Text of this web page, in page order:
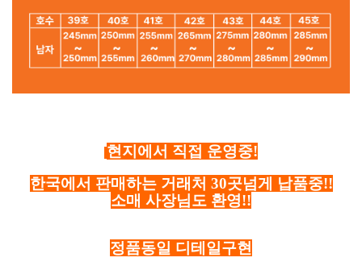
현지에서 직접 운영중!
한국에서 판매하는 거래처 30곳넘게 납품중!!
소매 사장님도 환영!!
정품동일 디테일구현